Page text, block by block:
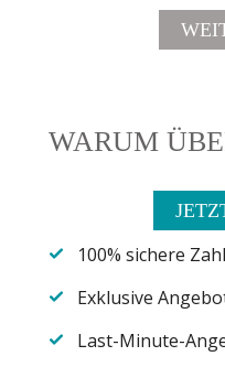
WARUM
100% sichere
Exklusive
Last-Minute-